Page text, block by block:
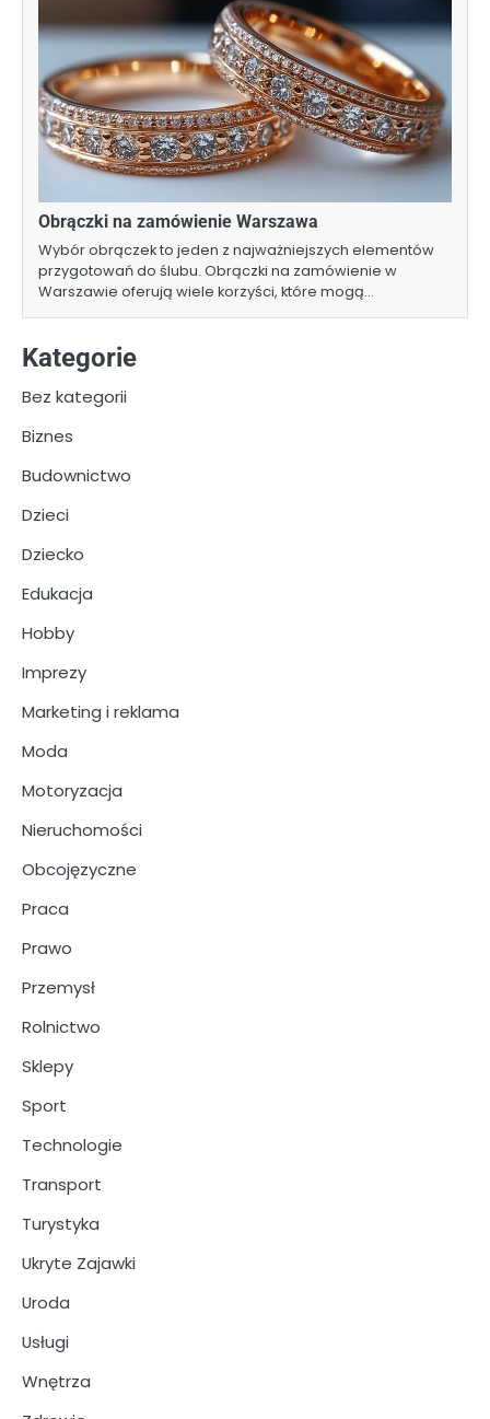
Obrączki na zamówienie Warszawa
Wybór obrączek to jeden z najważniejszych elementów
przygotowań do ślubu. Obrączki na zamówienie w
Warszawie oferują wiele korzyści, które mogą…
Kategorie
Bez kategorii
Biznes
Budownictwo
Dzieci
Dziecko
Edukacja
Hobby
Imprezy
Marketing i reklama
Moda
Motoryzacja
Nieruchomości
Obcojęzyczne
Praca
Prawo
Przemysł
Rolnictwo
Sklepy
Sport
Technologie
Transport
Turystyka
Ukryte Zajawki
Uroda
Usługi
Wnętrza